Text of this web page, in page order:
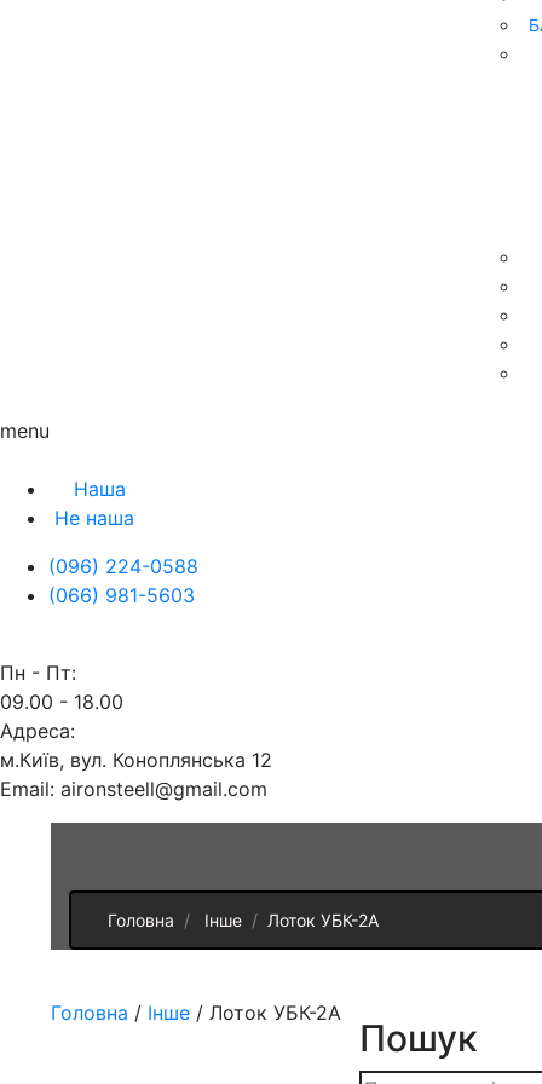
menu
Наша
Не наша
(096) 224-0588
(066) 981-5603
Пн - Пт:
09.00 - 18.00
Адреса:
м.Київ, вул. Коноплянська 12
Email: aironsteell@gmail.com
Головна Інше Лоток УБК-2А
Головна / Інше / Лоток УБК-2А
Пошук